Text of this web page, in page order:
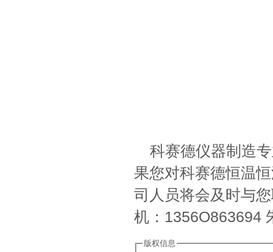
科赛德仪器制造
果您对科赛德恒温
司人员将会及时与
机：1356O863694
版权信息